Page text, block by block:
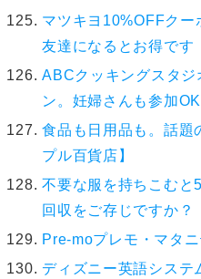
マツキヨ10%OFFク
友達になるとお得です
ABCクッキングスタジ
ン。妊婦さんも参加OK
食品も日用品も。話題
プル百貨店】
不要な服を持ちこむと
回収をご存じですか？
Pre-moプレモ・マタ
ディズニー英語システ